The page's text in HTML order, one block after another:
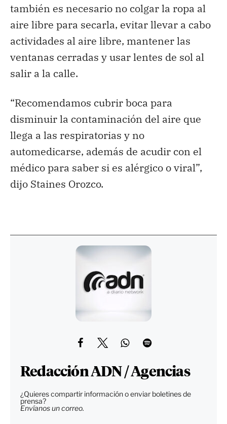
también es necesario no colgar la ropa al
aire libre para secarla, evitar llevar a cabo
actividades al aire libre, mantener las
ventanas cerradas y usar lentes de sol al
salir a la calle.
“Recomendamos cubrir boca para
disminuir la contaminación del aire que
llega a las respiratorias y no
automedicarse, además de acudir con el
médico para saber si es alérgico o viral”,
dijo Staines Orozco.
Redacción ADN / Agencias
¿Quieres compartir información o enviar boletines de
prensa?
Envíanos un correo.